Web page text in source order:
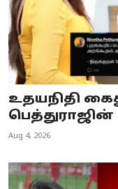
உதயநிதி
Aug 4, 2026